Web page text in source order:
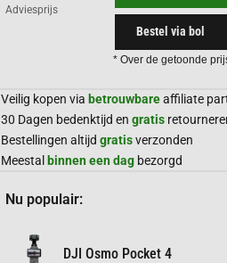
Adviesprijs
Bestel via bol
* Over de getoonde
Veilig kopen via betrouwbareaffiliate
30 Dagen bedenktijd en gratis
Bestellingen altijd gratisverzonden
Meestal binnen een dag bezorgd
Nu populair:
DJI Osmo Pocket 4